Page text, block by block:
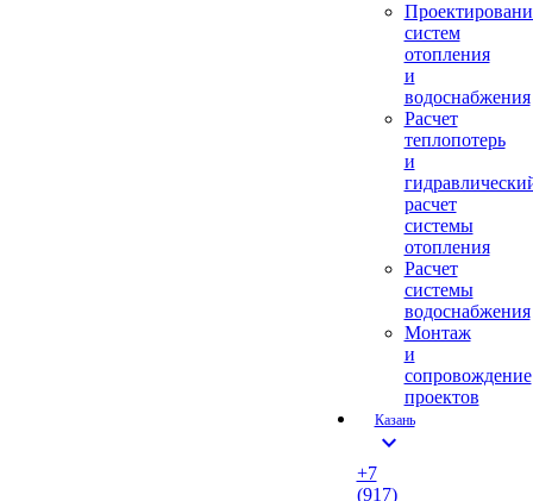
систем
отопления
и
водоснабжения
Расчет
теплопотерь
и
расчет
системы
отопления
Расчет
системы
водоснабжения
Монтаж
и
сопровождение
проектов
Казань
expand_more
+7
(917)